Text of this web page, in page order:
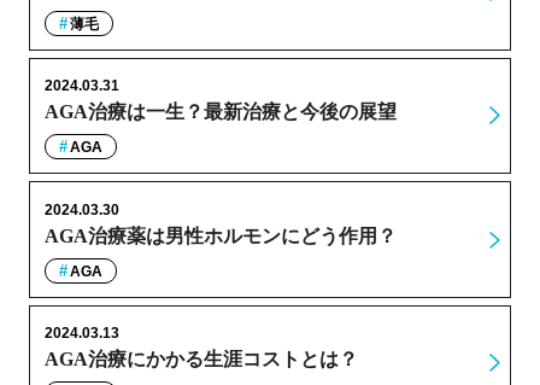
薄毛
AGA治療は一生？最新治療と今後の展望
2024.03.31
AGA
AGA治療薬は男性ホルモンにどう作用？
2024.03.30
AGA
AGA治療にかかる生涯コストとは？
2024.03.13